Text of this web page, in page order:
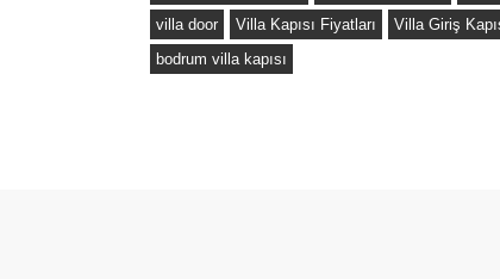
villa door
Villa Kapısı Fiyatları Villa Giriş
bodrum villa kapısı